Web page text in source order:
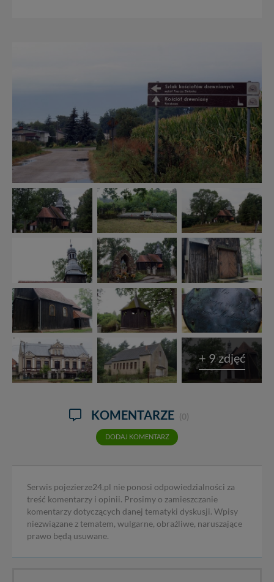
+ 9 zdjęć
KOMENTARZE (0)
DODAJ KOMENTARZ
Serwis pojezierze24.pl nie ponosi odpowiedzialności za
treść komentarzy i opinii. Prosimy o zamieszczanie
komentarzy dotyczących danej tematyki dyskusji. Wpisy
niezwiązane z tematem, wulgarne, obraźliwe, naruszające
prawo będą usuwane.
Twoich danych innym podmiotom oraz osobom
trzecim. Wyjątkiem jest sytuacja, gdy przekazanie
Twoich danych jest elementem usługi (przekazanie
danych z formularza kontaktowego, przekazanie danych
w przypadku rezerwacji usług typu: nocleg, czartery,
itp). Więcej informacji o zasadach i funkcjonalności
serwisu w
Regulaminie Serwisu.
Administratorem Twoich danych jest firma: Media
Lokalne Karol Soberski, z siedzibą w Gnieźnie, na os.
Piastowskim 10B/10. Możesz z nami skontaktować się
za pośrednictwem tejstrony.
W każdej chwili możesz: zażądać dostępu do swoich
danych, zażądać ich poprawienia lub usunięcia,
zabronić ich przetwarzania. Pamiętaj jednak, że nie
zawsze jest możliwe techniczne zrealizowanie Twoich
praw w odniesieniu do informacji zawartych w plikach
cookies. Twoja przeglądarka umożliwia Ci skasowanie
tych plików - w pewnych przypadkach nie możemy tego
zrobić za Ciebie.
Dziękujemy.
Pojezierze Gnieźnieńskie - odkrywaj i wypoczywaj...
Pojezierze Gnieźnieńskie - na weekend, wycieczkę,
wakacje...